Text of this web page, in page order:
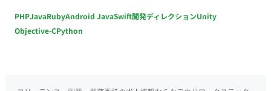
PHPJavaRubyAndroid JavaSwift開発ディレクションUnity
Objective-CPython